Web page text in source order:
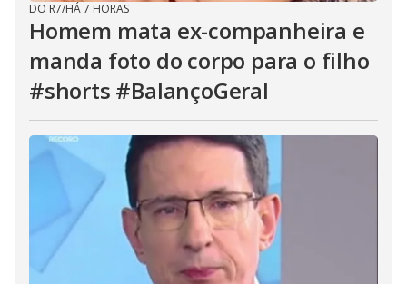
DO R7/HÁ 7 HORAS
Homem mata ex-companheira e
manda foto do corpo para o filho
#shorts #BalançoGeral